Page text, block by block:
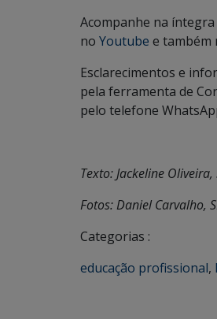
Acompanhe na íntegra
no Youtube e também
Esclarecimentos e
pela ferramenta de
pelo telefone
Texto: Jackeline Oliveira,
Fotos: Daniel Carvalho,
Categorias :
educação profissional,